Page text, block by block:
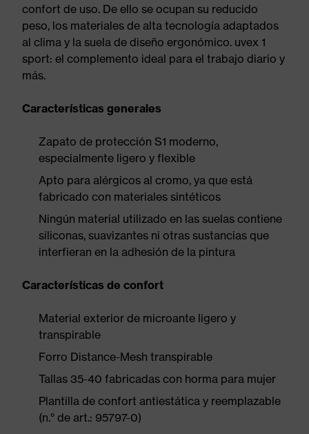
confort de uso. De ello se ocupan su reducido
peso, los materiales de alta tecnología adaptados
al clima y la suela de diseño ergonómico. uvex 1
sport: el complemento ideal para el trabajo diario y
más.
Características generales
Zapato de protección S1 moderno,
especialmente ligero y flexible
Apto para alérgicos al cromo, ya que está
fabricado con materiales sintéticos
Ningún material utilizado en las suelas contiene
siliconas, suavizantes ni otras sustancias que
interfieran en la adhesión de la pintura
Características de confort
Material exterior de microante ligero y
transpirable
Forro Distance-Mesh transpirable
Tallas 35-40 fabricadas con horma para mujer
Plantilla de confort antiestática y reemplazable
(n.° de art.: 95797-0)